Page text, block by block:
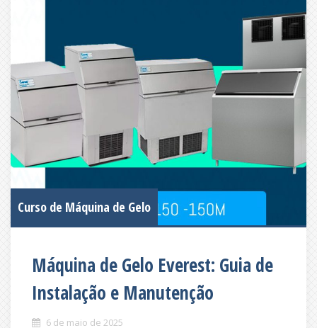
Curso de Máquina de Gelo
Máquina de Gelo Everest: Guia de
Instalação e Manutenção
6 de maio de 2025